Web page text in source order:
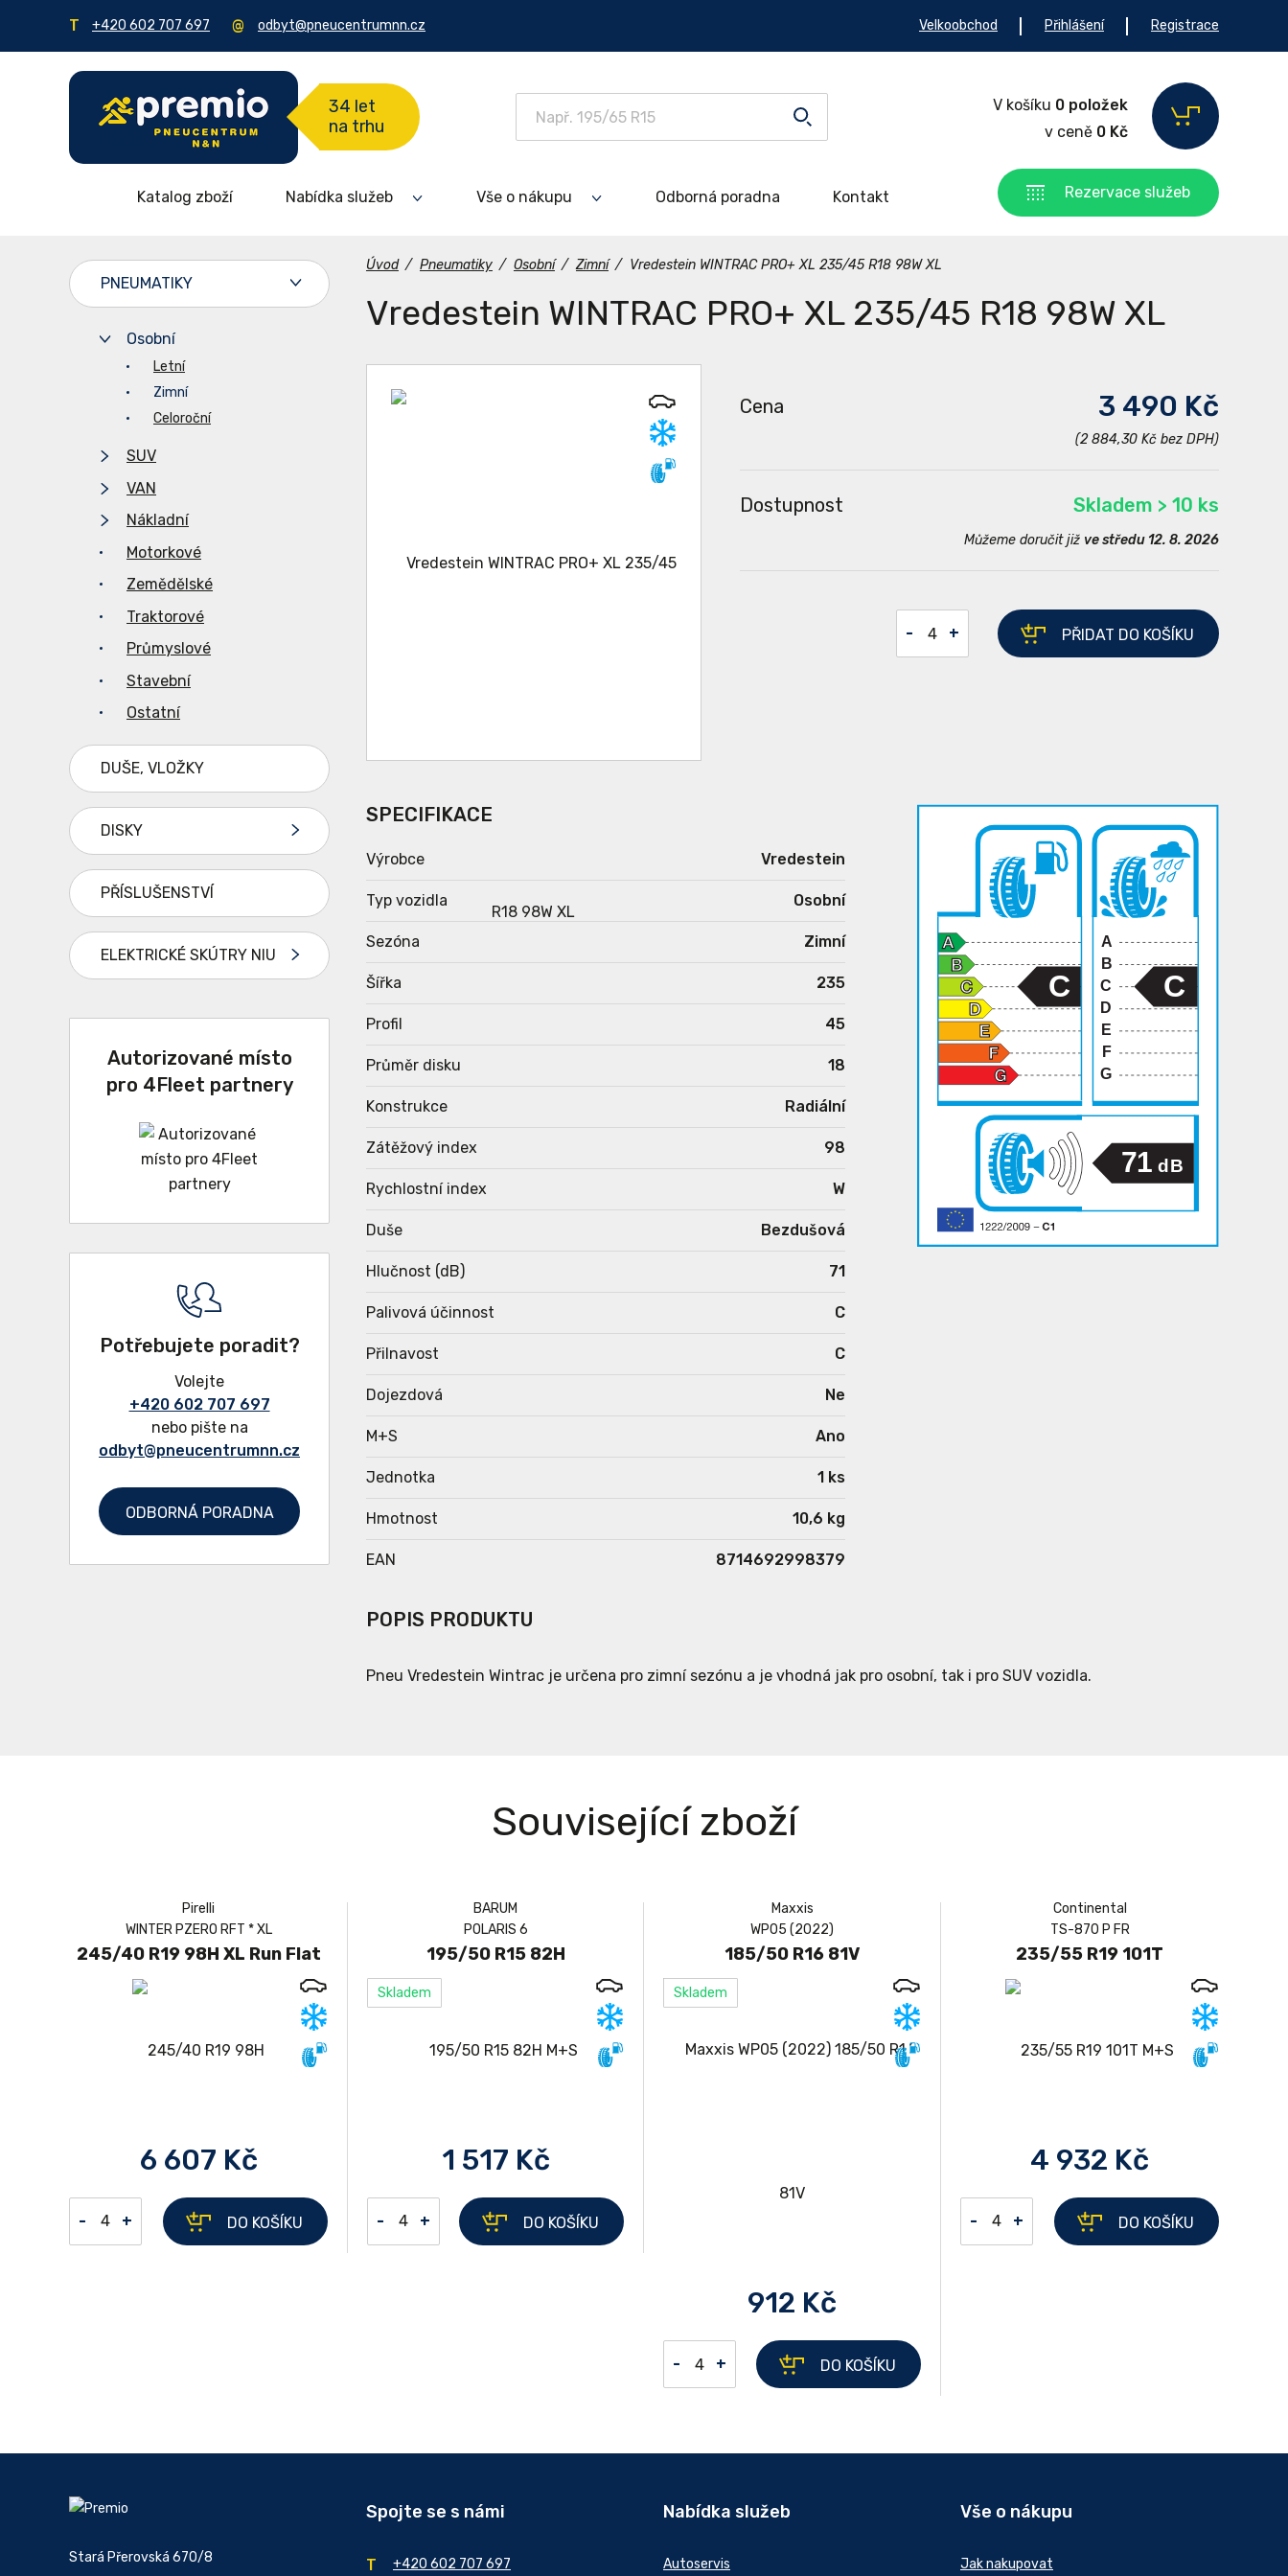
+420 602 707 697 odbyt@pneucentrumnn.cz Velkoobchod Přihlášení Registrace
34 let
na trhu
V košíku 0 položek
v ceně 0 Kč
Katalog zboží Nabídka služeb Vše o nákupu Odborná poradna Kontakt Rezervace služeb
Úvod / Pneumatiky / Osobní / Zimní / Vredestein WINTRAC PRO+ XL 235/45 R18 98W XL
Vredestein WINTRAC PRO+ XL 235/45 R18 98W XL
Cena 3 490 Kč
(2 884,30 Kč bez DPH)
Dostupnost Skladem > 10 ks
Můžeme doručit již ve středu 12. 8. 2026
- + PŘIDAT DO KOŠÍKU
SPECIFIKACE
Výrobce Vredestein
Typ vozidla Osobní
Sezóna Zimní
Šířka 235
Profil 45
Průměr disku 18
Konstrukce Radiální
Zátěžový index 98
Rychlostní index W
Duše Bezdušová
Hlučnost (dB) 71
Palivová účinnost C
Přilnavost C
Dojezdová Ne
M+S Ano
Jednotka 1 ks
Hmotnost 10,6 kg
EAN 8714692998379
A
B
C
D
E
F
G
71 dB
C C
POPIS PRODUKTU
Pneu Vredestein Wintrac je určena pro zimní sezónu a je vhodná jak pro osobní, tak i pro SUV vozidla.
PNEUMATIKY
Osobní
Letní
Zimní
Celoroční
SUV
VAN
Nákladní
Motorkové
Zemědělské
Traktorové
Průmyslové
Stavební
Ostatní
DUŠE, VLOŽKY
DISKY
PŘÍSLUŠENSTVÍ
ELEKTRICKÉ SKÚTRY NIU
Autorizované místo
pro 4Fleet partnery
Potřebujete poradit?
Volejte
+420 602 707 697
nebo pište na
odbyt@pneucentrumnn.cz
ODBORNÁ PORADNA
Související zboží
Pirelli
WINTER PZERO RFT * XL
245/40 R19 98H XL Run Flat
6 607 Kč
- + DO KOŠÍKU
BARUM
POLARIS 6
195/50 R15 82H
Skladem
1 517 Kč
- + DO KOŠÍKU
Maxxis
WP05 (2022)
185/50 R16 81V
Skladem
912 Kč
- + DO KOŠÍKU
Continental
TS-870 P FR
235/55 R19 101T
4 932 Kč
- + DO KOŠÍKU
Stará Přerovská 670/8
Spojte se s námi
+420 602 707 697
Nabídka služeb
Autoservis
Vše o nákupu
Jak nakupovat